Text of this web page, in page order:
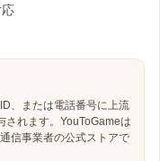
、または電話番号に上流
されます。YouToGameは
信事業者の公式ストアで